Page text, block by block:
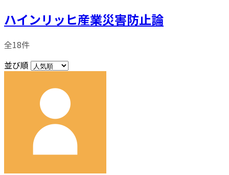
ハインリッヒ産業災害防止論
全18件
並び順